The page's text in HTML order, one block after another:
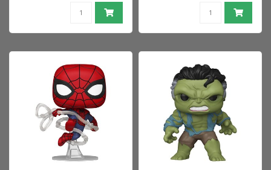
(Brand New Day) 9 cm